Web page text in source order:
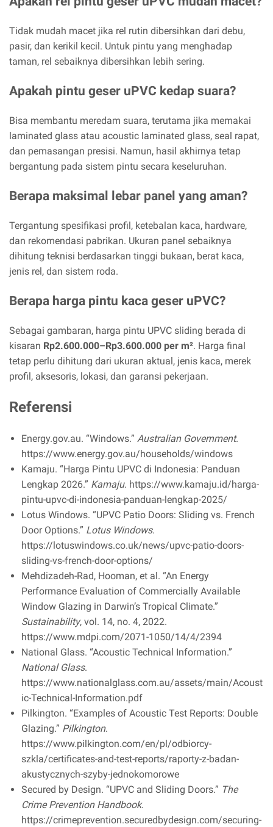
Tidak mudah macet jika rel rutin dibersihkan dari debu,
pasir, dan kerikil kecil. Untuk pintu yang menghadap
taman, rel sebaiknya dibersihkan lebih sering.
Apakah pintu geser uPVC kedap suara?
Bisa membantu meredam suara, terutama jika memakai
laminated glass atau acoustic laminated glass, seal rapat,
dan pemasangan presisi. Namun, hasil akhirnya tetap
bergantung pada sistem pintu secara keseluruhan.
Berapa maksimal lebar panel yang aman?
Tergantung spesifikasi profil, ketebalan kaca, hardware,
dan rekomendasi pabrikan. Ukuran panel sebaiknya
dihitung teknisi berdasarkan tinggi bukaan, berat kaca,
jenis rel, dan sistem roda.
Berapa harga pintu kaca geser uPVC?
Sebagai gambaran, harga pintu UPVC sliding berada di
kisaran Rp2.600.000–Rp3.600.000 per m². Harga final
tetap perlu dihitung dari ukuran aktual, jenis kaca, merek
profil, aksesoris, lokasi, dan garansi pekerjaan.
Referensi
Energy.gov.au. “Windows.” Australian Government.
https://www.energy.gov.au/households/windows
Kamaju. “Harga Pintu UPVC di Indonesia: Panduan
Lengkap 2026.” Kamaju. https://www.kamaju.id/harga-
pintu-upvc-di-indonesia-panduan-lengkap-2025/
Lotus Windows. “UPVC Patio Doors: Sliding vs. French
Door Options.” Lotus Windows.
https://lotuswindows.co.uk/news/upvc-patio-doors-
sliding-vs-french-door-options/
Mehdizadeh-Rad, Hooman, et al. “An Energy
Performance Evaluation of Commercially Available
Window Glazing in Darwin’s Tropical Climate.”
Sustainability, vol. 14, no. 4, 2022.
https://www.mdpi.com/2071-1050/14/4/2394
National Glass. “Acoustic Technical Information.”
National Glass.
https://www.nationalglass.com.au/assets/main/Acoust
ic-Technical-Information.pdf
Pilkington. “Examples of Acoustic Test Reports: Double
Glazing.” Pilkington.
https://www.pilkington.com/en/pl/odbiorcy-
szkla/certificates-and-test-reports/raporty-z-badan-
akustycznych-szyby-jednokomorowe
Secured by Design. “UPVC and Sliding Doors.” The
Crime Prevention Handbook.
https://crimeprevention.securedbydesign.com/securing-